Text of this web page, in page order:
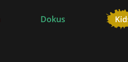
Dokus